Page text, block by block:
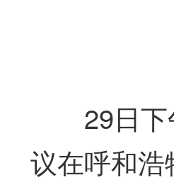
29日下
议在呼和